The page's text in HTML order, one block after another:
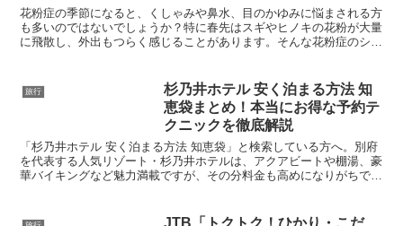
花粉症の季節になると、くしゃみや鼻水、目のかゆみに悩まされる方
も多いのではないでしょうか？特に春先はスギやヒノキの花粉が大量
に飛散し、外出もつらく感じることがあります。そんな花粉症のシー
旅行
杉乃井ホテル 安く泊まる方法 知
恵袋まとめ！本当にお得な予約テ
クニックを徹底解説
「杉乃井ホテル 安く泊まる方法 知恵袋」と検索している方へ。別府
を代表する人気リゾート・杉乃井ホテルは、アクアビートや棚湯、豪
華バイキングなど魅力満載ですが、その分料金も高めになりがちで
JTB「トクトク！ひかり・こだ